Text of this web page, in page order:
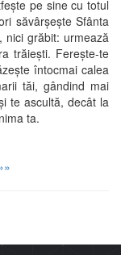
pe sine cu totul
săvârşeşte Sfânta
nici grăbit: urmează
trăieşti. Fereşte-te
întocmai calea
tăi, gândind mai
te ascultă, decât la
ta.